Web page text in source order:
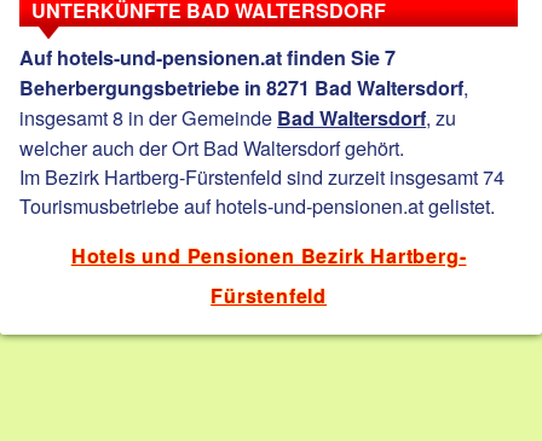
UNTERKÜNFTE BAD WALTERSDORF
Auf hotels-und-pensionen.at finden Sie 7
Beherbergungsbetriebe in 8271 Bad Waltersdorf,
insgesamt 8 in der Gemeinde Bad Waltersdorf, zu
welcher auch der Ort Bad Waltersdorf gehört.
Im Bezirk Hartberg-Fürstenfeld sind zurzeit insgesamt 74
Tourismusbetriebe auf hotels-und-pensionen.at gelistet.
Hotels und Pensionen Bezirk Hartberg-
Fürstenfeld